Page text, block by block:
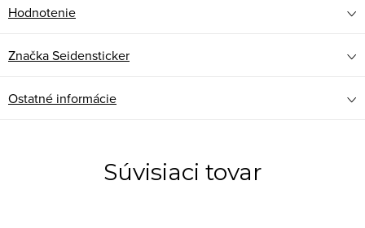
Hodnotenie
ZnačkaSeidensticker
Ostatné informácie
Súvisiaci tovar